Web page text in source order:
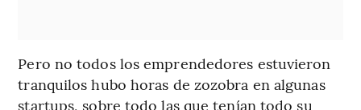
Pero no todos los emprendedores estuvieron
tranquilos hubo horas de zozobra en algunas
startups, sobre todo las que tenían todo su